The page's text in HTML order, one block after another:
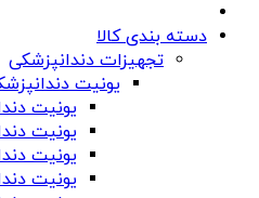
دسته بندی کالا
تجهیزات دندانپزشکی
یونیت
یونیت
یونیت
یونیت
یونیت